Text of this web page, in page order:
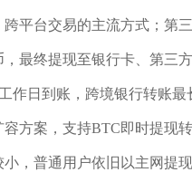
跨平台交易的主流方式；第
，最终提现至银行卡、第三
作日到账，跨境银行转账
容方案，支持BTC即时提现
，普通用户依旧以主网提现